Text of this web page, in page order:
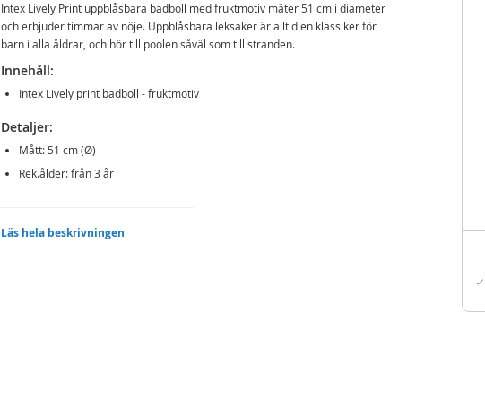
Intex Lively Print uppblåsbara badboll med fruktmotiv mäter 51 cm i diameter
och erbjuder timmar av nöje. Uppblåsbara leksaker är alltid en klassiker för
barn i alla åldrar, och hör till poolen såväl som till stranden.
Innehåll:
Intex Lively print badboll - fruktmotiv
Detaljer:
Mått: 51 cm (Ø)
Rek.ålder: från 3 år
information
Läs hela beskrivningen